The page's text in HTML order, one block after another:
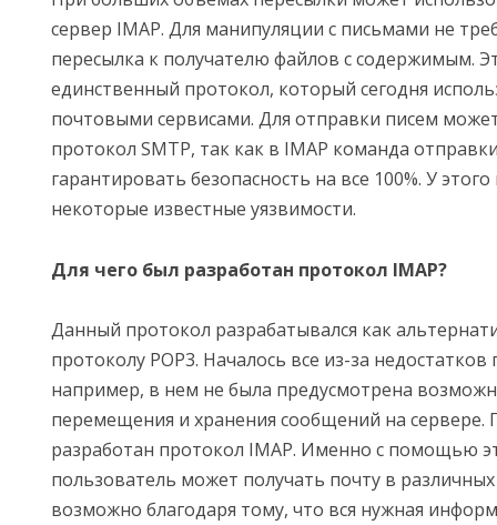
сервер IMAP. Для манипуляции с письмами не
пересылка к получателю файлов с содержимым.
единственный протокол, который сегодня
почтовыми сервисами. Для отправки писем
протокол SMTP, так как в IMAP команда
гарантировать безопасность на все 100%. У
некоторые известные уязвимости.
Для чего был разработан протокол IMAP?
Данный протокол разрабатывался как
протоколу POP3. Началось все из-за недостатков
например, в нем не была предусмотрена
перемещения и хранения сообщений на сервере.
разработан протокол IMAP. Именно с помощью
пользователь может получать почту в различных
возможно благодаря тому, что вся нужная